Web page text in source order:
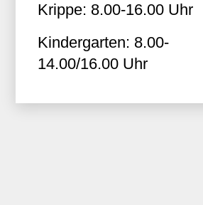
Krippe: 8.00-16.00 Uhr
Kindergarten: 8.00-
14.00/16.00 Uhr